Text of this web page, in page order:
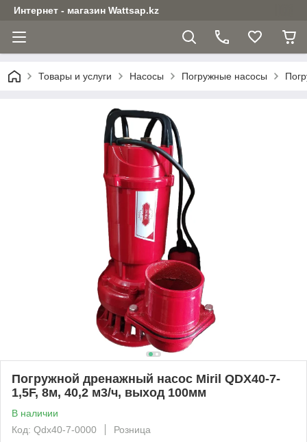
Интернет - магазин Wattsap.kz
Товары и услуги Насосы Погружные насосы
Погружной дренажный насос Miril QDX40-7-
1,5F, 8м, 40,2 м3/ч, выход 100мм
В наличии
Код: Qdx40-7-0000
Розница